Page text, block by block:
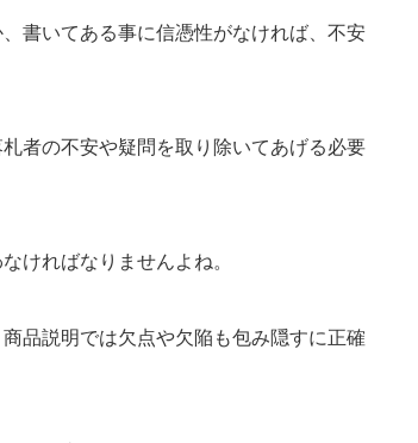
書いてある事に信憑性がなければ、不安
者の不安や疑問を取り除いてあげる必要
ければなりませんよね。
品説明では欠点や欠陥も包み隠すに正確